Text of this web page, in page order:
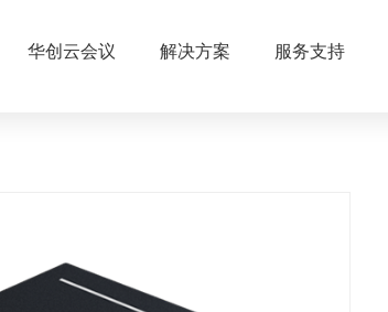
华创云会议 解决方案 服务支持